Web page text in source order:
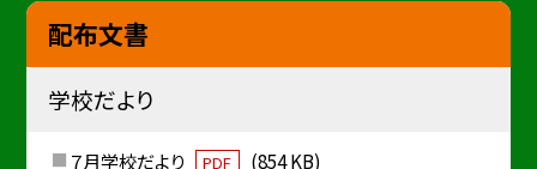
配布文書
学校だより
７月学校だより PDF
(854 KB)